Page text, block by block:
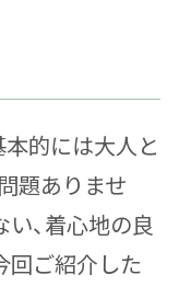
的には大人と
題ありませ
、着心地の良
回ご紹介した